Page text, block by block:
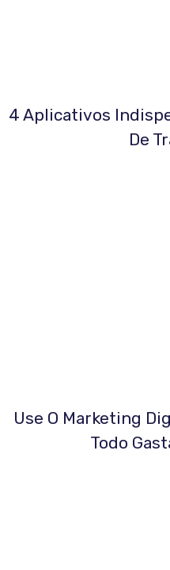
4 Aplicativos
De
Use O Marketing
Todo